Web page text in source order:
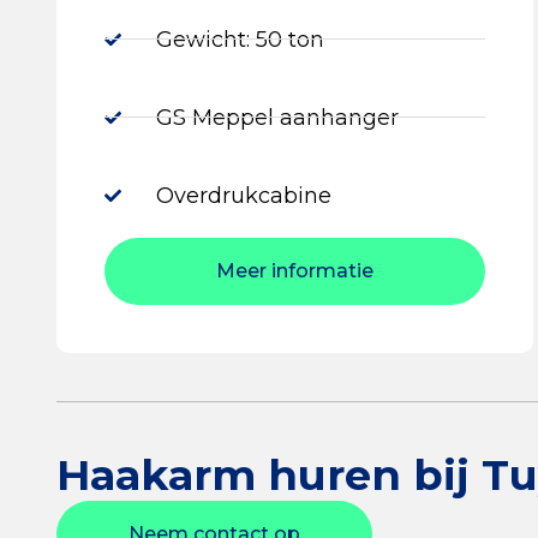
Gewicht: 50 ton
GS Meppel aanhanger
Overdrukcabine
Meer informatie
Haakarm huren bij